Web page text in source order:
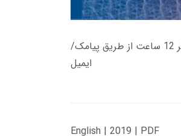
زمان تحویل کتاب های 600 هزار تومانی دانلود فوری از حساب کاربری می باشد، و زمان تحویل لینک دانلود کتاب های 500 هزار تومانی حداکثر 12 ساعت از طریق پیامک/
ایمیل
English | 2019 | PDF